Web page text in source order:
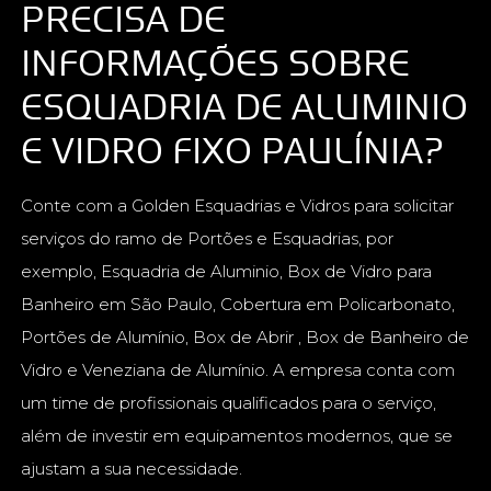
PRECISA DE
INFORMAÇÕES SOBRE
ESQUADRIA DE ALUMINIO
E VIDRO FIXO PAULÍNIA?
Conte com a Golden Esquadrias e Vidros para solicitar
serviços do ramo de Portões e Esquadrias, por
exemplo, Esquadria de Aluminio, Box de Vidro para
Banheiro em São Paulo, Cobertura em Policarbonato,
Portões de Alumínio, Box de Abrir , Box de Banheiro de
Vidro e Veneziana de Alumínio. A empresa conta com
um time de profissionais qualificados para o serviço,
além de investir em equipamentos modernos, que se
ajustam a sua necessidade.